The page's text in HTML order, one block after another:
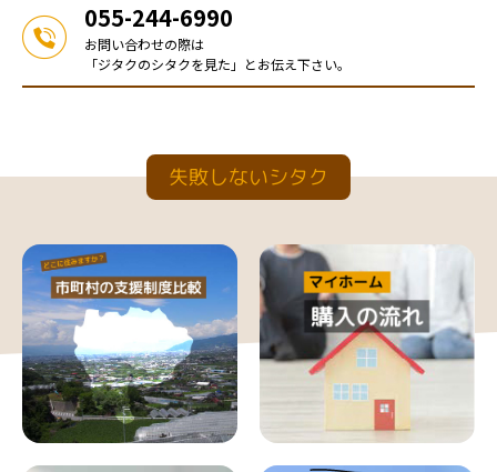
055-244-6990
お問い合わせの際は
「ジタクのシタクを見た」とお伝え下さい。
失敗しないシタク